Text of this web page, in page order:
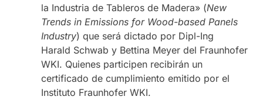
la Industria de Tableros de Madera» (New
Trends in Emissions for Wood-based Panels
Industry) que será dictado por Dipl-Ing
Harald Schwab y Bettina Meyer del Fraunhofer
WKI. Quienes participen recibirán un
certificado de cumplimiento emitido por el
Instituto Fraunhofer WKI.